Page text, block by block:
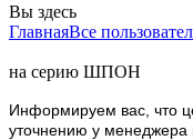
Вы здесь
ГлавнаяВсе
на серию ШПОН
Информируем вас, что
уточнению у менеджера